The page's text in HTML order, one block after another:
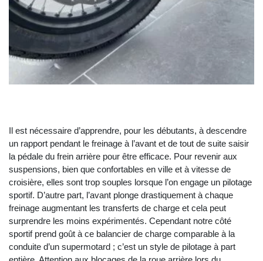
Il est nécessaire d’apprendre, pour les débutants, à descendre
un rapport pendant le freinage à l’avant et de tout de suite saisir
la pédale du frein arrière pour être efficace. Pour revenir aux
suspensions, bien que confortables en ville et à vitesse de
croisière, elles sont trop souples lorsque l’on engage un pilotage
sportif. D’autre part, l’avant plonge drastiquement à chaque
freinage augmentant les transferts de charge et cela peut
surprendre les moins expérimentés. Cependant notre côté
sportif prend goût à ce balancier de charge comparable à la
conduite d’un supermotard ; c’est un style de pilotage à part